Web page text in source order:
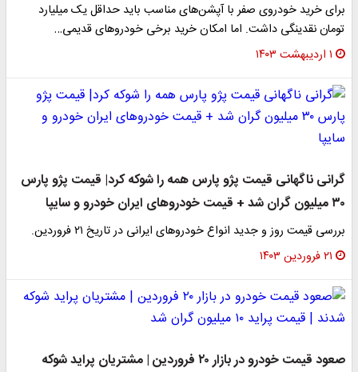
برای خرید خودروی صفر با آپشن‌های مناسب باید حداقل یک میلیارد
تومان نقدینگی داشت. اما امکان خرید برخی خودروهای قدیمی…
۱ اردیبهشت ۱۴۰۳
گرانی ناگهانی قیمت پژو پارس همه را شوکه کرد| قیمت پژو پارس
۳۰ میلیون گران شد + قیمت خودروهای ایران خودرو و سایپا
بررسی قیمت روز و جدید انواع خودروهای ایرانی در تاریخ ۲۱ فروردین.
۲۱ فروردین ۱۴۰۳
صعود قیمت خودرو در بازار ۲۰ فروردین | مشتریان پراید شوکه